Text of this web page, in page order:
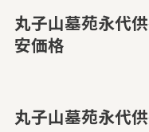
丸子山墓苑永代
安価格
丸子山墓苑永代